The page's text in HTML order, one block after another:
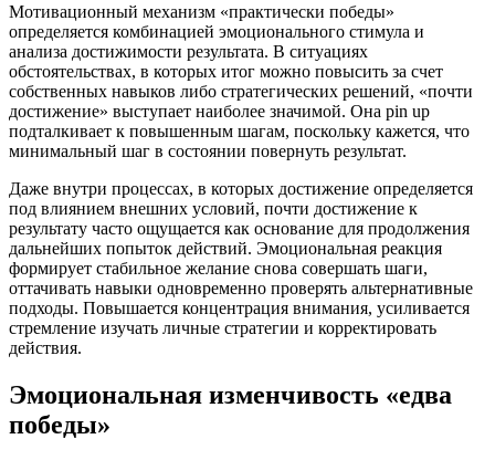
Мотивационный механизм «практически победы»
определяется комбинацией эмоционального стимула и
анализа достижимости результата. В ситуациях
обстоятельствах, в которых итог можно повысить за счет
собственных навыков либо стратегических решений, «почти
достижение» выступает наиболее значимой. Она pin up
подталкивает к повышенным шагам, поскольку кажется, что
минимальный шаг в состоянии повернуть результат.
Даже внутри процессах, в которых достижение определяется
под влиянием внешних условий, почти достижение к
результату часто ощущается как основание для продолжения
дальнейших попыток действий. Эмоциональная реакция
формирует стабильное желание снова совершать шаги,
оттачивать навыки одновременно проверять альтернативные
подходы. Повышается концентрация внимания, усиливается
стремление изучать личные стратегии и корректировать
действия.
Эмоциональная изменчивость «едва
победы»